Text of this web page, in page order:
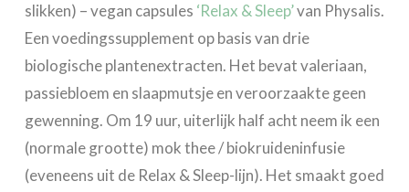
slikken) – vegan capsules ‘Relax & Sleep’van Physalis.
Een voedingssupplement op basis van drie
biologische plantenextracten. Het bevat valeriaan,
passiebloem en slaapmutsje en veroorzaakte geen
gewenning. Om 19 uur, uiterlijk half acht neem ik een
(normale grootte) mok thee / biokruideninfusie
(eveneens uit de Relax & Sleep-lijn). Het smaakt goed